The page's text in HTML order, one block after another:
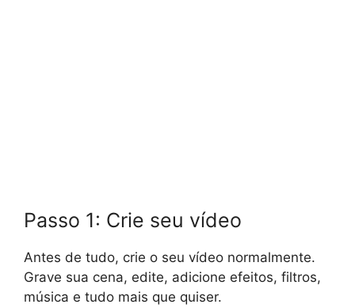
Passo 1: Crie seu vídeo
Antes de tudo, crie o seu vídeo normalmente.
Grave sua cena, edite, adicione efeitos, filtros,
música e tudo mais que quiser.